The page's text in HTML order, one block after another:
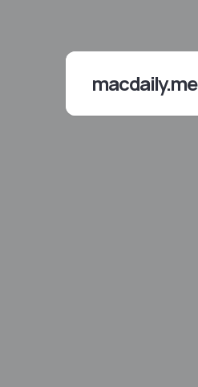
macdaily.me